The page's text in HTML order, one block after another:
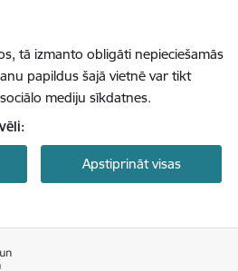
tā izmanto obligāti nepieciešamās
papildus šajā vietnē var tikt
mediju sīkdatnes.
Apstiprināt visas